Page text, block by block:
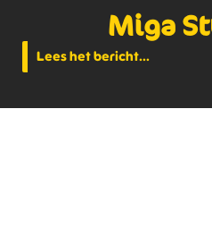
Miga
Lees het bericht...